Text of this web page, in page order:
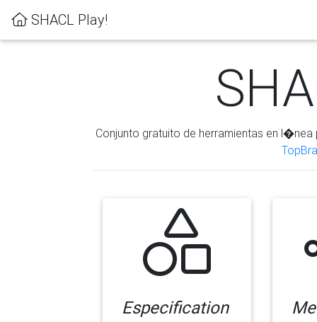
SHACL Play!
Conjunto gratuito de herramientas en
Especification